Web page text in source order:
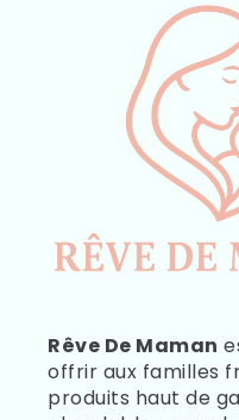
Rêve De Maman
offrir aux familles
produits haut de